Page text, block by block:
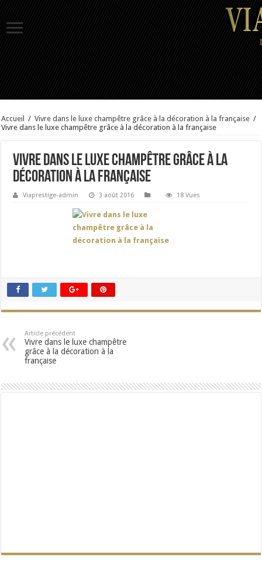
Accueil / Vivre dans le luxe champêtre grâce à la décoration à la française /
Vivre dans le luxe champêtre grâce à la décoration à la française
Vivre dans le luxe champêtre grâce à la
décoration à la française
Viaprestige-admin 3 août 2016 18 Vues
Article précédent
Vivre dans le luxe champêtre
grâce à la décoration à la
française